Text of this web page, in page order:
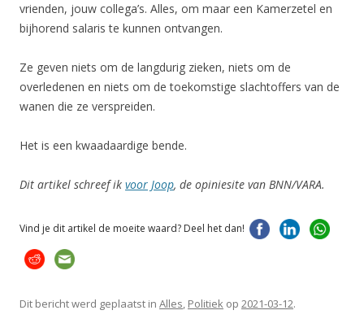
vrienden, jouw collega’s. Alles, om maar een Kamerzetel en
bijhorend salaris te kunnen ontvangen.
Ze geven niets om de langdurig zieken, niets om de
overledenen en niets om de toekomstige slachtoffers van de
wanen die ze verspreiden.
Het is een kwaadaardige bende.
Dit artikel schreef ik voor Joop, de opiniesite van BNN/VARA.
Vind je dit artikel de moeite waard? Deel het dan!
Dit bericht werd geplaatst in Alles, Politiek op 2021-03-12.